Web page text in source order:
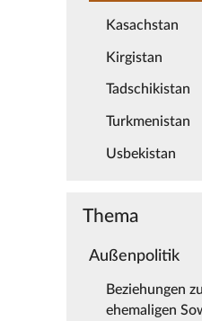
Kasachstan
Kirgistan
Tadschikistan
Turkmenistan
Usbekistan
Thema
Außenpolitik
Beziehungen
ehemaligen